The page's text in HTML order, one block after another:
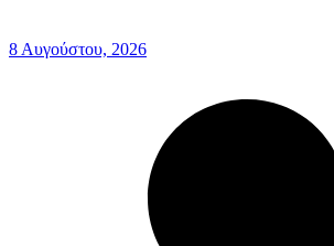
8 Αυγούστου, 2026